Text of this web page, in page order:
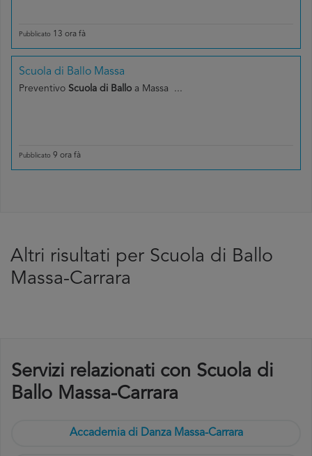
Pubblicato 13 ora fà
Scuola di Ballo Massa
Preventivo Scuola di Ballo a Massa ...
Pubblicato 9 ora fà
Altri risultati per Scuola di Ballo
Massa-Carrara
Servizi relazionati con Scuola di
Ballo Massa-Carrara
Accademia di Danza Massa-Carrara